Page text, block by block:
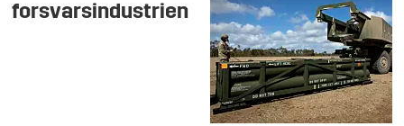
forsvarsindustrien